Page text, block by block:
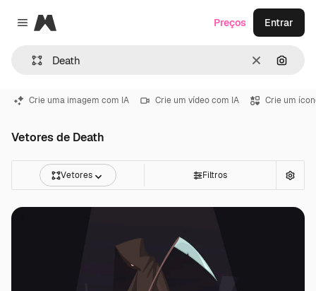
Close menu
Magnific
Limpar
Preços Entrar
Crie uma imagem com IA Crie um vídeo com IA Crie um
Vetores de Death
Vetores Filtros